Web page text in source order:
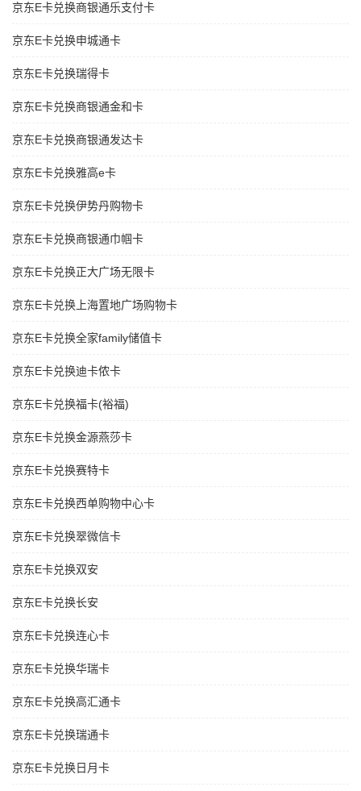
京东E卡兑换商银通乐支付卡
京东E卡兑换申城通卡
京东E卡兑换瑞得卡
京东E卡兑换商银通金和卡
京东E卡兑换商银通发达卡
京东E卡兑换雅高e卡
京东E卡兑换伊势丹购物卡
京东E卡兑换商银通巾帼卡
京东E卡兑换正大广场无限卡
京东E卡兑换上海置地广场购物卡
京东E卡兑换全家family储值卡
京东E卡兑换迪卡侬卡
京东E卡兑换福卡(裕福)
京东E卡兑换金源燕莎卡
京东E卡兑换赛特卡
京东E卡兑换西单购物中心卡
京东E卡兑换翠微信卡
京东E卡兑换双安
京东E卡兑换长安
京东E卡兑换连心卡
京东E卡兑换华瑞卡
京东E卡兑换高汇通卡
京东E卡兑换瑞通卡
京东E卡兑换日月卡